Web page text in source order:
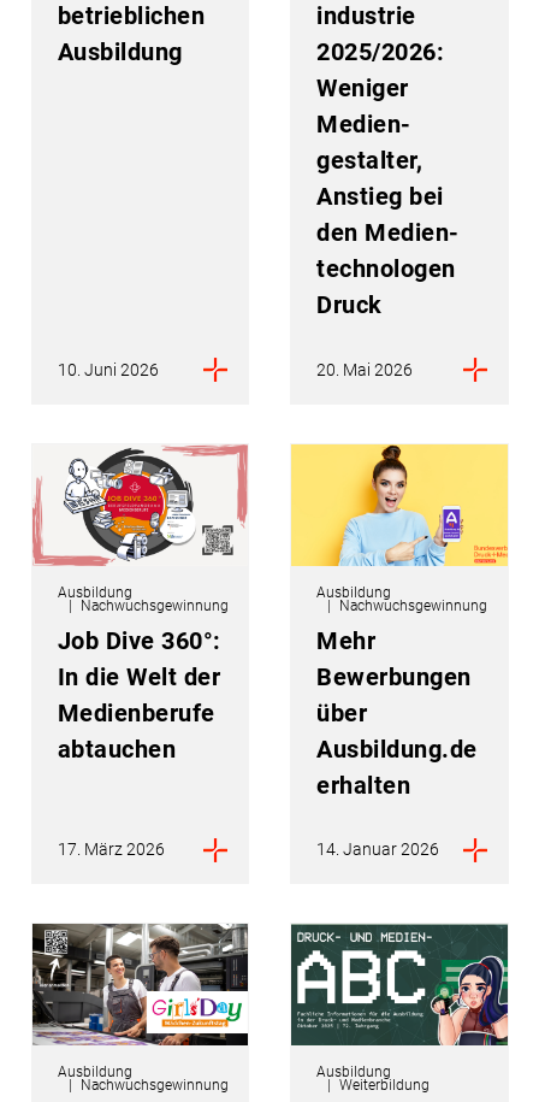
betrieblichen
Ausbildung
10. Juni 2026
industrie
2025/2026:
Weniger
Medien­
gestalter,
Anstieg bei
den Medien­
technologen
Druck
20. Mai 2026
Ausbildung
Nachwuchsgewinnung
Job Dive 360°:
In die Welt der
Medienberufe
abtauchen
17. März 2026
Ausbildung
Nachwuchsgewinnung
Mehr
Bewerbungen
über
Ausbildung.de
erhalten
14. Januar 2026
Ausbildung
Nachwuchsgewinnung
Ausbildung
Weiterbildung